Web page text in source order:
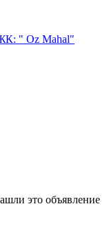
" Oz Mahal"
это объявление